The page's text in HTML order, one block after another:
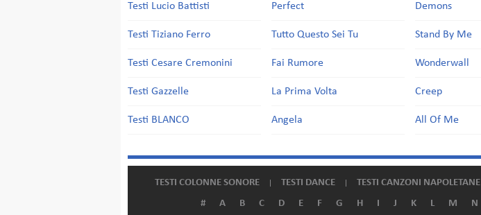
Testi Lucio Battisti
Testi Tiziano Ferro
Testi Cesare Cremonini
Testi Gazzelle
Testi BLANCO
Perfect
Tutto Questo Sei Tu
Fai Rumore
La Prima Volta
Angela
Demons
Stand By Me
Wonderwall
Creep
All Of Me
TESTI COLONNE SONORE TESTI DANCE TESTI CANZONI NAPOLETANE
#
A B C D E F G H I J K L M N